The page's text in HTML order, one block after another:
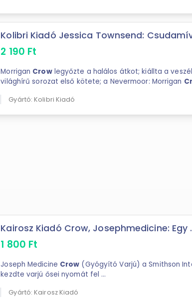
Kolibri Kiadó Jessica Townsend:
2 190 Ft
Morrigan Crowlegyőzte a halálos átkot; kiállta a veszélyes
világhírű sorozat első kötete; a Nevermoor: Morrigan
Gyártó: Kolibri Kiadó
Kairosz Kiadó Crow, Josephmedicine: Egy
1 800 Ft
Joseph Medicine Crow (Gyógyító Varjú) a Smithson
kezdte varjú ősei nyomát fel ...
Gyártó: Kairosz Kiadó